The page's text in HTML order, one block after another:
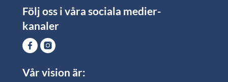
Följ oss i våra sociala medier-
kanaler
Vår vision är: